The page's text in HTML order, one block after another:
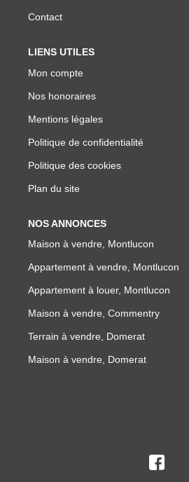
Contact
LIENS UTILES
Mon compte
Nos honoraires
Mentions légales
Politique de confidentialité
Politique des cookies
Plan du site
NOS ANNONCES
Maison à vendre, Montlucon
Appartement à vendre, Montlucon
Appartement à louer, Montlucon
Maison à vendre, Commentry
Terrain à vendre, Domerat
Maison à vendre, Domerat